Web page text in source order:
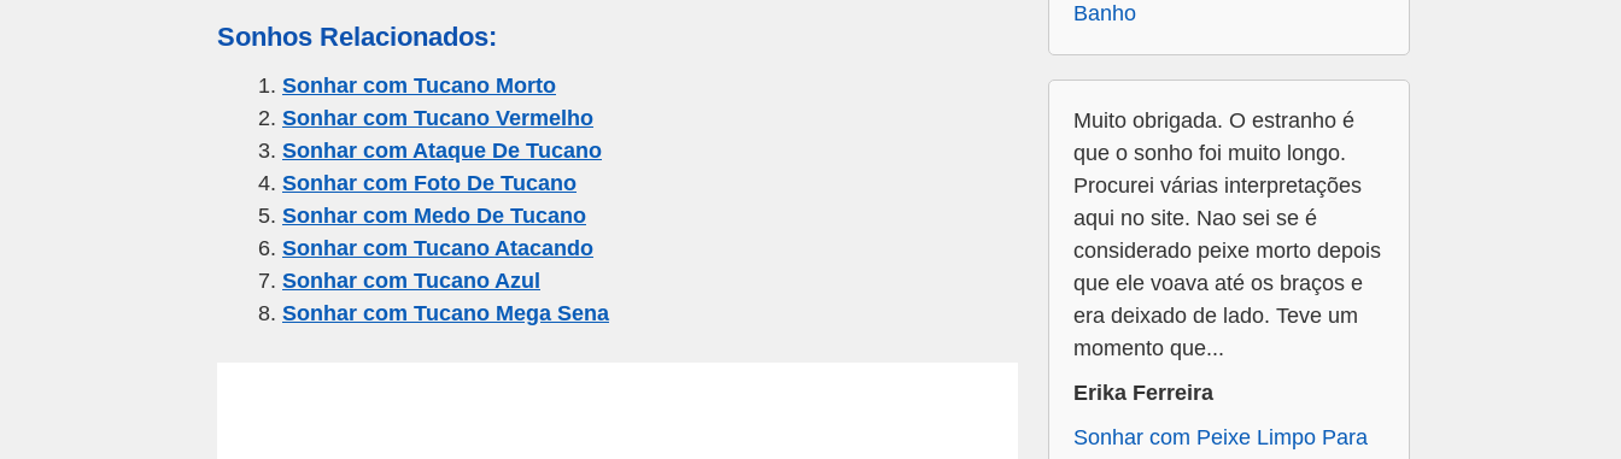
ail c
e
b
o
o
k
tt
er
e
gr
a
m
at
s
A
p
p
e
Sonhos Relacionados:
Sonhar com Tucano Morto
Sonhar com Tucano Vermelho
Sonhar com Ataque De Tucano
Sonhar com Foto De Tucano
Sonhar com Medo De Tucano
Sonhar com Tucano Atacando
Sonhar com Tucano Azul
Sonhar com Tucano Mega Sena
Banho
Muito obrigada. O estranho é
que o sonho foi muito longo.
Procurei várias interpretações
aqui no site. Nao sei se é
considerado peixe morto depois
que ele voava até os braços e
era deixado de lado. Teve um
momento que...
Erika Ferreira
Sonhar com Peixe Limpo Para